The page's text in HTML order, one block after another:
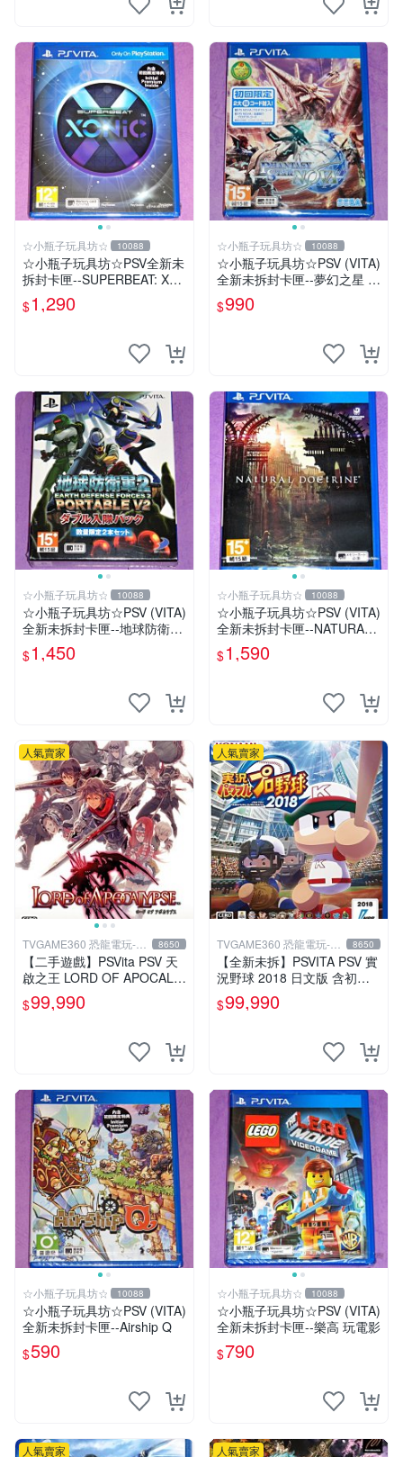
☆小瓶子玩具坊☆ 10088
☆小瓶子玩具坊☆PSV全新未
拆封卡匣--SUPERBEAT: XO
NiC 中文版
$1,290
☆小瓶子玩具坊☆ 10088
☆小瓶子玩具坊☆PSV (VITA)
全新未拆封卡匣--夢幻之星 N
OVA (亞版日文版)
$990
☆小瓶子玩具坊☆ 10088
☆小瓶子玩具坊☆PSV (VITA)
全新未拆封卡匣--地球防衛軍
2 攜帶版 V2 雙人入隊包
$1,450
☆小瓶子玩具坊☆ 10088
☆小瓶子玩具坊☆PSV (VITA)
全新未拆封卡匣--NATURAL
DOCTRINE 自然教義/自然教
理(日版)
$1,590
人氣賣家
TVGAME360 恐龍電玩-台
中店
8650
【二手遊戲】PSVita PSV 天
啟之王 LORD OF APOCALY
PSE 日文版【台中恐龍電
玩】
$99,990
人氣賣家
TVGAME360 恐龍電玩-台
中店
8650
【全新未拆】PSVITA PSV 實
況野球 2018 日文版 含初回
限定特典【台中恐龍電玩】
$99,990
☆小瓶子玩具坊☆ 10088
☆小瓶子玩具坊☆PSV (VITA)
全新未拆封卡匣--Airship Q
$590
☆小瓶子玩具坊☆ 10088
☆小瓶子玩具坊☆PSV (VITA)
全新未拆封卡匣--樂高 玩電影
$790
人氣賣家 人氣賣家